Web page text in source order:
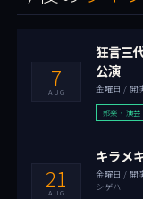
7
AUG
狂言三
公演
金曜日 / 開
邦楽・演芸
21
AUG
キラメ
金曜日 / 開
シゲハ